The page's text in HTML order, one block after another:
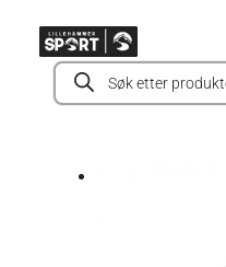
innholdProducts
search